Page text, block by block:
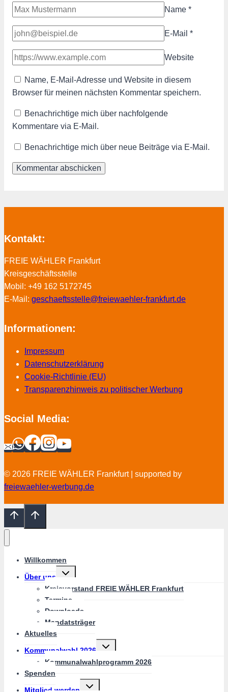
Name *
E-Mail *
Website
Name, E-Mail-Adresse und Website in diesem
Browser für meinen nächsten Kommentar speichern.
Benachrichtige mich über nachfolgende
Kommentare via E-Mail.
Benachrichtige mich über neue Beiträge via E-Mail.
Kontakt:
FREIE WÄHLER Frankfurt
Kreisgeschäftsstelle
Mobil: +49 162 5172745
E-Mail: geschaeftsstelle@freiewaehler-frankfurt.de
Informationen:
Impressum
Datenschutzerklärung
Cookie-Richtlinie (EU)
Transparenzhinweis zu politischer Werbung
Social Media:
© 2026 FREIE WÄHLER Frankfurt | supported by
freiewaehler-werbung.de
Willkommen
Über uns
Untermenü
umschalten
Kreisvorstand FREIE WÄHLER Frankfurt
Termine
Downloads
Mandatsträger
Aktuelles
Kommunalwahl 2026
Untermenü
umschalten
Kommunalwahlprogramm 2026
Spenden
Mitglied werden
Untermenü